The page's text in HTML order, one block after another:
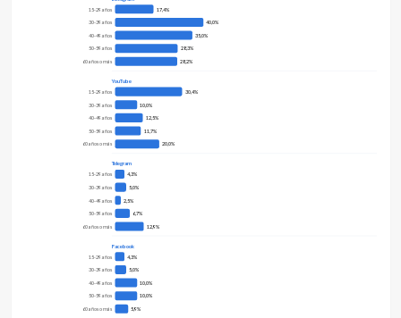
15-29 años 17,4%
30-39 años 40,0%
40-49 años 35,0%
50-59 años 28,3%
60 años o más 28,2%
YouTube
15-29 años 30,4%
30-39 años 10,0%
40-49 años 12,5%
50-59 años 11,7%
60 años o más 20,0%
Telegram
15-29 años 4,3%
30-39 años 5,0%
40-49 años 2,5%
50-59 años 6,7%
60 años o más 12,9%
Facebook
15-29 años 4,3%
30-39 años 5,0%
40-49 años 10,0%
50-59 años 10,0%
60 años o más 5,9%